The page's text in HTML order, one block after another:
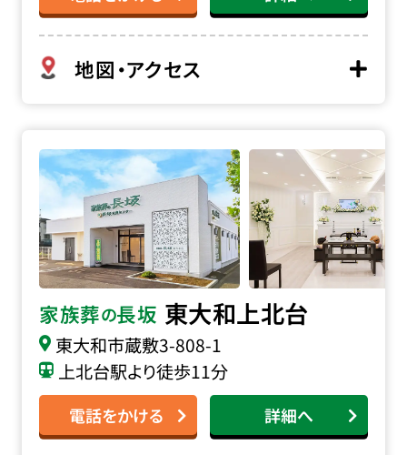
地図・アクセス
家族葬の長坂 東大和上北台
東大和市蔵敷3-808-1
上北台駅より徒歩11分
電話をかける 詳細へ
家族葬の長坂 東大和上北台の詳細へ